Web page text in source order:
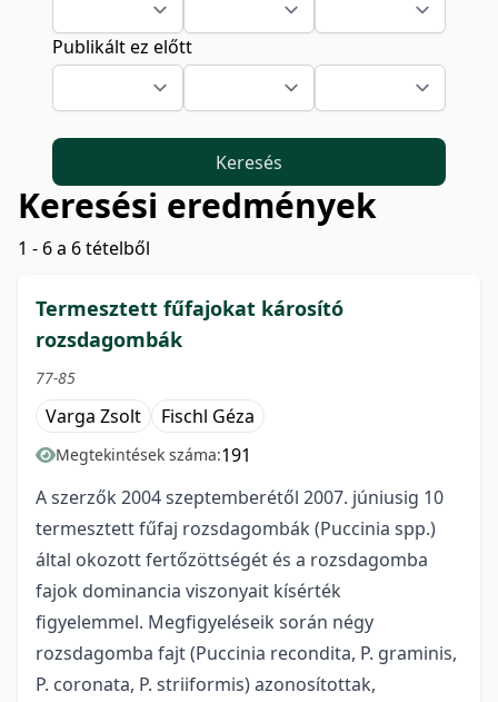
Publikált ez előtt
Keresés
Keresési eredmények
1 - 6 a 6 tételből
Termesztett fűfajokat károsító
rozsdagombák
77-85
Varga Zsolt Fischl Géza
Megtekintések száma:191
A szerzők 2004 szeptemberétől 2007. júniusig 10
termesztett fűfaj rozsdagombák (Puccinia spp.)
által okozott fertőzöttségét és a rozsdagomba
fajok dominancia viszonyait kísérték
figyelemmel. Megfigyeléseik során négy
rozsdagomba fajt (Puccinia recondita, P. graminis,
P. coronata, P. striiformis) azonosítottak,